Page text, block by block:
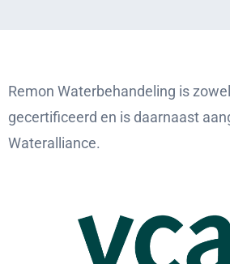
Remon Waterbehandeling is
gecertificeerd en is daarnaast
Wateralliance.